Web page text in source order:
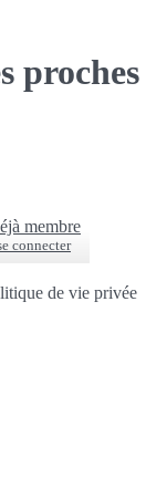
proches
membre
connecter
de vie privée